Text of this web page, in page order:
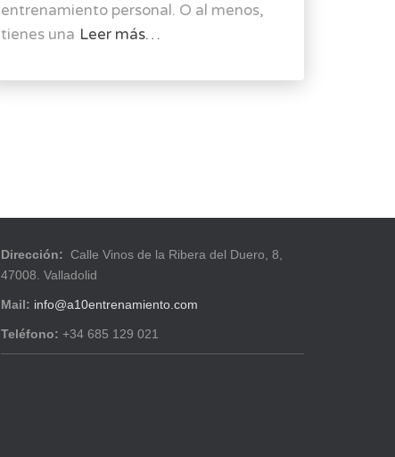
entrenamiento personal. O al menos,
tienes una Leer más…
Dirección: Calle Vinos de la Ribera del Duero, 8,
47008. Valladolid
Mail: info@a10entrenamiento.com
Teléfono: +34 685 129 021